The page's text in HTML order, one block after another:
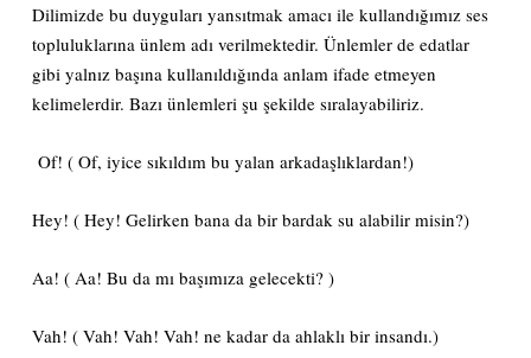
Dilimizde bu duyguları yansıtmak amacı ile kullandığımız ses
topluluklarına ünlem adı verilmektedir. Ünlemler de edatlar
gibi yalnız başına kullanıldığında anlam ifade etmeyen
kelimelerdir. Bazı ünlemleri şu şekilde sıralayabiliriz.
Of! ( Of, iyice sıkıldım bu yalan arkadaşlıklardan!)
Hey! ( Hey! Gelirken bana da bir bardak su alabilir misin?)
Aa! ( Aa! Bu da mı başımıza gelecekti? )
Vah! ( Vah! Vah! Vah! ne kadar da ahlaklı bir insandı.)